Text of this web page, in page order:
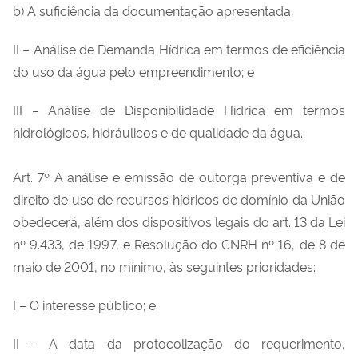
b) A suficiência da documentação apresentada;
II – Análise de Demanda Hídrica em termos de eficiência
do uso da água pelo empreendimento; e
III – Análise de Disponibilidade Hídrica em termos
hidrológicos, hidráulicos e de qualidade da água.
Art. 7º A análise e emissão de outorga preventiva e de
direito de uso de recursos hídricos de domínio da União
obedecerá, além dos dispositivos legais do art. 13 da Lei
nº 9.433, de 1997, e Resolução do CNRH nº 16, de 8 de
maio de 2001, no mínimo, às seguintes prioridades:
I – O interesse público; e
II – A data da protocolização do requerimento,